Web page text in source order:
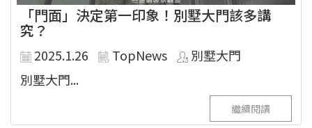
「門面」決定第一印象！別墅大門該多講
究？
2025.1.26 TopNews
別墅大門
別墅大門...
繼續閱讀